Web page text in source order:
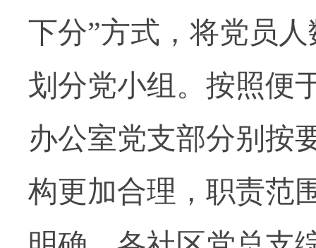
下分”方式，将党员
划分党小组。按照便
办公室党支部分别按
构更加合理，职责范